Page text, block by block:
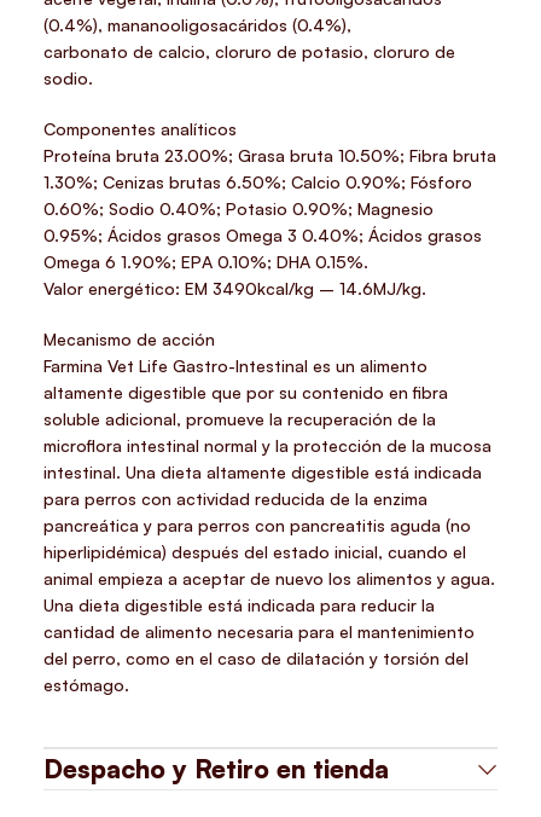
(0.4%), mananooligosacáridos (0.4%),
carbonato de calcio, cloruro de potasio, cloruro de
sodio.
Componentes analíticos
Proteína bruta 23.00%; Grasa bruta 10.50%; Fibra bruta
1.30%; Cenizas brutas 6.50%; Calcio 0.90%; Fósforo
0.60%; Sodio 0.40%; Potasio 0.90%; Magnesio
0.95%; Ácidos grasos Omega 3 0.40%; Ácidos grasos
Omega 6 1.90%; EPA 0.10%; DHA 0.15%.
Valor energético: EM 3490kcal/kg – 14.6MJ/kg.
Mecanismo de acción
Farmina Vet Life Gastro-Intestinal es un alimento
altamente digestible que por su contenido en fibra
soluble adicional, promueve la recuperación de la
microflora intestinal normal y la protección de la mucosa
intestinal. Una dieta altamente digestible está indicada
para perros con actividad reducida de la enzima
pancreática y para perros con pancreatitis aguda (no
hiperlipidémica) después del estado inicial, cuando el
animal empieza a aceptar de nuevo los alimentos y agua.
Una dieta digestible está indicada para reducir la
cantidad de alimento necesaria para el mantenimiento
del perro, como en el caso de dilatación y torsión del
estómago.
Despacho y Retiro en tienda